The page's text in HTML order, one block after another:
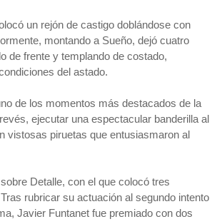
un rejón de castigo doblándose con
montando a Sueño, dejó cuatro
de frente y templando de costado,
del astado.
de los momentos más destacados de la
ejecutar una espectacular banderilla al
vistosas piruetas que entusiasmaron al
Detalle, con el que colocó tres
rubricar su actuación al segundo intento
Javier Funtanet fue premiado con dos